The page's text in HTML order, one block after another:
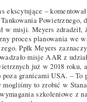
ekscytujące –
Powietrznego,
w misji. Meyers zdradził,
proces planowania we
Ppłk Meyers
misje AAR z
już w 2018 roku,
poza granicami USA. –
to zrobić w
szkoleniowe z